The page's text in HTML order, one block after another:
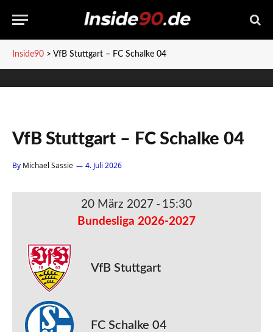
Inside90 > VfB Stuttgart – FC Schalke 04
VfB Stuttgart – FC Schalke 04
By Michael Sassie 4. Juli 2026
20 März 2027 - 15:30
Bundesliga 2026-2027
VfB Stuttgart
FC Schalke 04